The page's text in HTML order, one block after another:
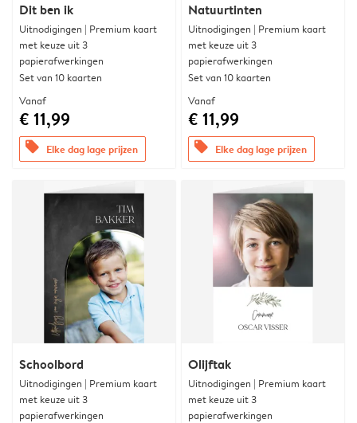
Dit ben ik
Uitnodigingen | Premium kaart
met keuze uit 3
papierafwerkingen
Set van 10 kaarten
Vanaf
€ 11,99
offers Elke dag lage prijzen
Natuurtinten
Uitnodigingen | Premium kaart
met keuze uit 3
papierafwerkingen
Set van 10 kaarten
Vanaf
€ 11,99
offers Elke dag lage prijzen
Schoolbord
Uitnodigingen | Premium kaart
met keuze uit 3
papierafwerkingen
Olijftak
Uitnodigingen | Premium kaart
met keuze uit 3
papierafwerkingen